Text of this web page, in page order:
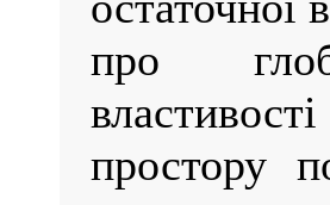
про
простору